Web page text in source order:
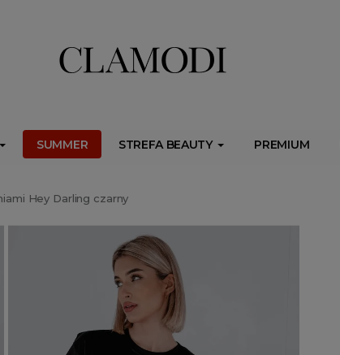
SUMMER STREFA BEAUTY PREMIUM
Hey Darling czarny